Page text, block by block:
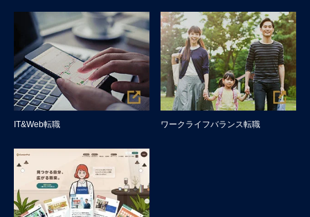
IT&Web転職 ワークライフバランス転職